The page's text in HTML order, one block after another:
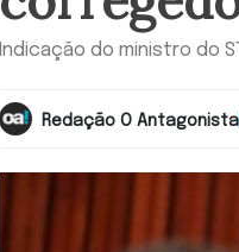
Indicação do ministro do
Redação O Antagonista